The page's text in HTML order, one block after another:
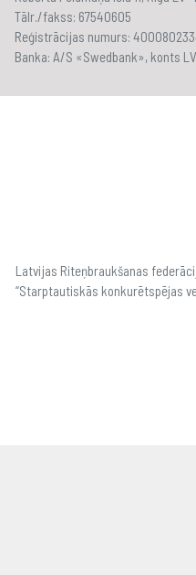
Tālr./fakss: 67540605
Reģistrācijas numurs:
Banka: A/S «Swedbank», konts
Latvijas Riteņbraukšanas
“Starptautiskās konkurētspējas